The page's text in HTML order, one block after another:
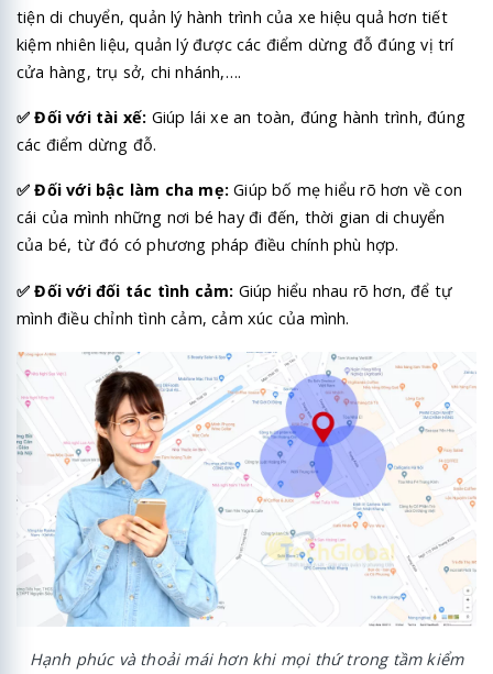
tiện di chuyển, quản lý hành trình của xe hiệu quả hơn tiết
kiệm nhiên liệu, quản lý được các điểm dừng đỗ đúng vị trí
cửa hàng, trụ sở, chi nhánh,….
✅ Đối với tài xế: Giúp lái xe an toàn, đúng hành trình, đúng
các điểm dừng đỗ.
✅ Đối với bậc làm cha mẹ: Giúp bố mẹ hiểu rõ hơn về con
cái của mình những nơi bé hay đi đến, thời gian di chuyển
của bé, từ đó có phương pháp điều chính phù hợp.
✅ Đối với đối tác tình cảm: Giúp hiểu nhau rõ hơn, để tự
mình điều chỉnh tình cảm, cảm xúc của mình.
Hạnh phúc và thoải mái hơn khi mọi thứ trong tầm kiểm